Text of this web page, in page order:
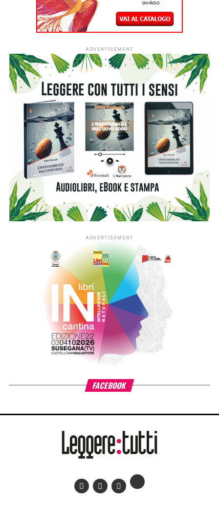
campagna nazionale di donazione di libri in programma dal
7 al 15 novembre 2026.
L’ingresso di tutti i nidi italiani segna una nuova fase per
#ioleggoperché che, dopo dieci anni al fianco delle
scuole, amplia il proprio raggio d’azione includendo anche i
servizi educativi per la primissima infanzia.
L’apertura nazionale è resa possibile grazie alsostegno
di Fondazione Cariplo, che dal 2022 ha accompagnato lo
sviluppo di #ioleggoperchéLAB-NIDI, il progetto
sperimentale dedicato ai nidi realizzato in Lombardia e
nelle province di Novara e Verbano-Cusio-Ossola,
territorio di riferimento della Fondazione. In quattro anni la
sperimentazione ha coinvolto fino a 350 asili nido situati
nei contesti più fragili di queste aree, contribuendo ad
libri nella quotidianità educativa. L’estensione del progetto
si inserisce nella cornice della sfida di mandato Anita –
L’infanzia prima di Fondazione Cariplo, che sostiene il
benessere dei bambini e delle bambine tra 0 e 6 anni, con
particolare attenzione alle situazioni di povertà e fragilità
sociale ed economica, promuovendo percorsi di crescita
individuale e lo sviluppo delle comunità educanti.
«L’estensione di #ioleggoperché a tutti gli asili nido
Giovanni Azzone, presidente Fondazione
–. L’esperienza ci ha confermato quanto la lettura
bambini e rafforzi il ruolo educativo di famiglie e servizi
nell’ambito di Anita – L’infanzia prima. La forza di
#ioleggoperché sta nella sua capacità di trasformare la
un’occasione per coinvolgere cittadini, famiglie, scuole e
territori nel sostegno concreto ai nidi e nella diffusione di